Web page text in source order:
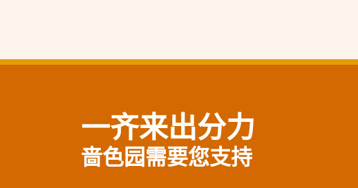
一齐来出分力
啬色园需要您支持